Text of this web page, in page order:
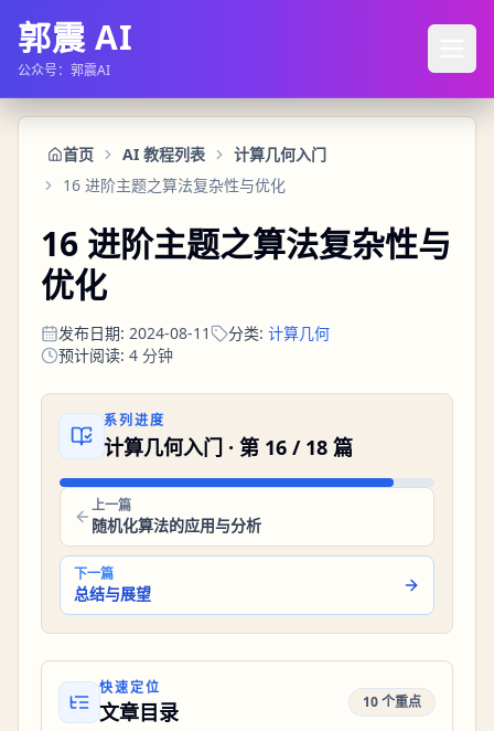
郭震 AI
公众号：郭震AI
首页 AI 教程列表
计算几何入门
16 进阶主题之算法复杂性与优化
16 进阶主题之算法复杂性与
优化
发布日期: 2024-08-11 分类: 计算几何
预计阅读: 4 分钟
系列进度
计算几何入门 · 第 16 / 18 篇
上一篇
随机化算法的应用与分析
下一篇
总结与展望
快速定位
文章目录 10 个重点